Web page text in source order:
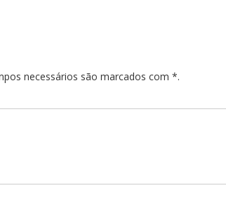
necessários são marcados com *.